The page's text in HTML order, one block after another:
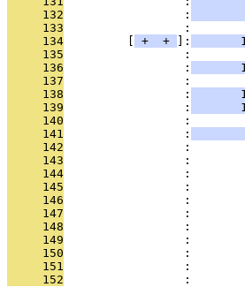
     132
                 :
     133
:
     134
+ + ]:
     135
:
     136
                 :
     137
:
     138
                 :
     139
                 :
     140
:
     141
                 :
     142
:
     143
:
     144
:
     145
:
     146
:
     147
:
     148
:
     149
:
     150
:
     151
:
     152
: